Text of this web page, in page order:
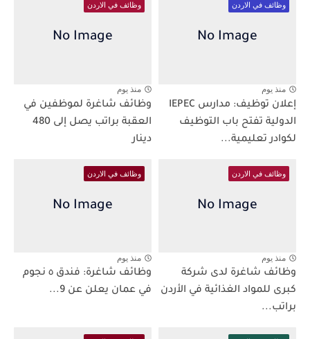
وظائف في الاردن
منذ يوم
إعلان توظيف: مدارس IEPEC
الدولية تفتح باب التوظيف
لكوادر تعليمية...
وظائف في الاردن
منذ يوم
وظائف شاغرة لموظفين في
العقبة براتب يصل إلى 480
دينار
وظائف في الاردن
منذ يوم
وظائف شاغرة لدى شركة
كبرى للمواد الغذائية في الأردن
براتب...
وظائف في الاردن
منذ يوم
وظائف شاغرة: فندق ٥ نجوم
في عمان يعلن عن 9...